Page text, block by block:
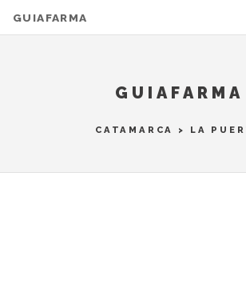
GUIAFARMA
GUIAFARMA
CATAMARCA > LA